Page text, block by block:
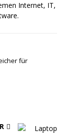
Internet, IT,
für